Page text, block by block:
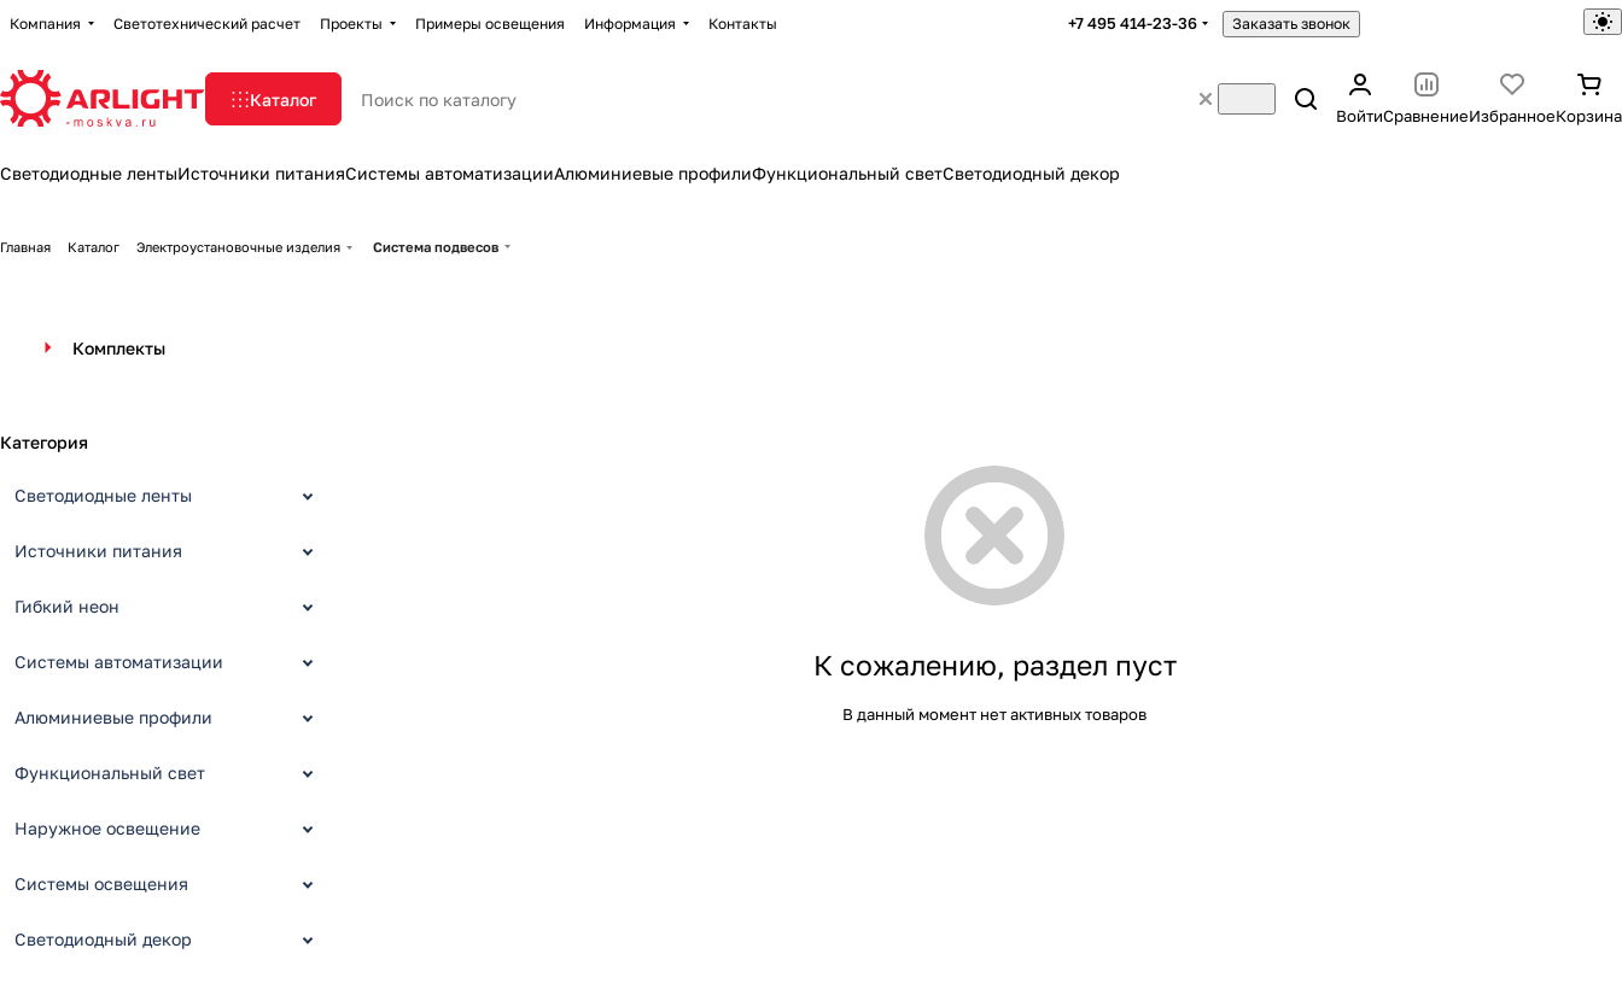
Компания Светотехнический расчет Проекты Примеры освещения Информация Контакты +7 495 414-23-36 Заказать звонок
Каталог
ВойтиСравнениеИзбранноеКорзина
Светодиодные лентыИсточники питанияСистемы автоматизацииАлюминиевые профилиФункциональный светСветодиодный декор
Главная Каталог Электроустановочные изделия Система подвесов
Комплекты
К сожалению, раздел пуст
В данный момент нет активных товаров
Категория
Светодиодные ленты
Источники питания
Гибкий неон
Системы автоматизации
Алюминиевые профили
Функциональный свет
Наружное освещение
Системы освещения
Светодиодный декор